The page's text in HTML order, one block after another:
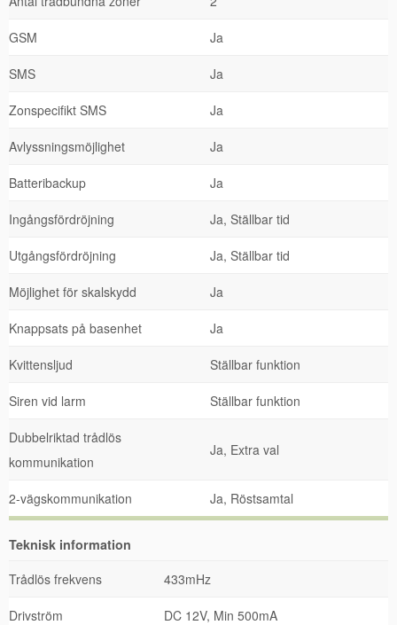
GSM Ja
SMS Ja
Zonspecifikt SMS Ja
Avlyssningsmöjlighet Ja
Batteribackup Ja
Ingångsfördröjning Ja, Ställbar tid
Utgångsfördröjning Ja, Ställbar tid
Möjlighet för skalskydd Ja
Knappsats på basenhet Ja
Kvittensljud Ställbar funktion
Siren vid larm Ställbar funktion
Dubbelriktad trådlös
kommunikation
Ja, Extra val
2-vägskommunikation Ja, Röstsamtal
Teknisk information
Trådlös frekvens
433mHz
Drivström DC 12V, Min 500mA